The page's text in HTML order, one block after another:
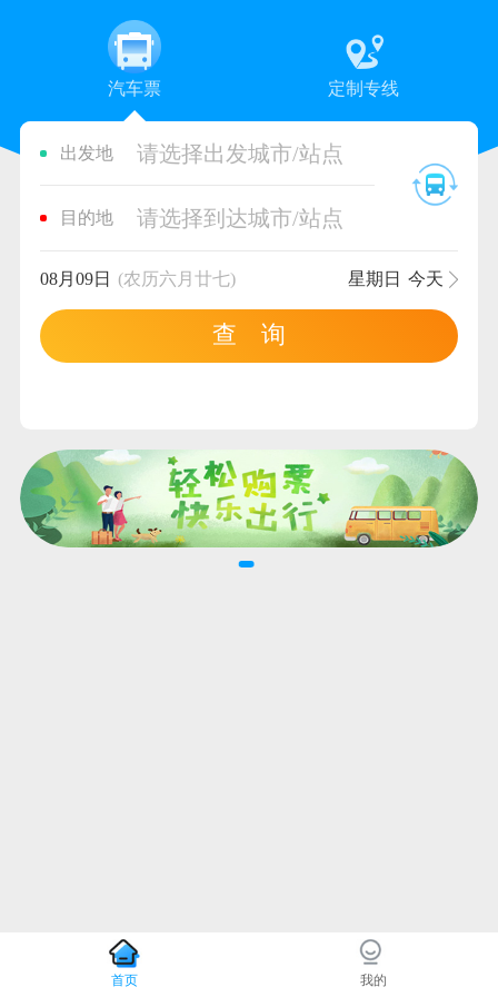
汽车票 定制专线
出发地 请选择出发城市/站点
目的地 请选择到达城市/站点
08月09日 (农历六月廿七) 星期日 今天
查 询
首页 我的